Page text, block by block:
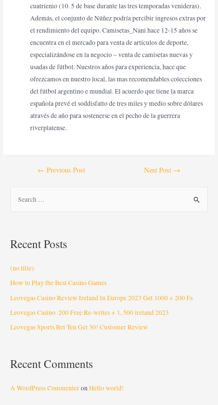
cuatrienio (10. 5 de base durante las tres temporadas venideras).
Además, el conjunto de Núñez podría percibir ingresos extras por
el rendimiento del equipo. Camisetas_Nani hace 12-15 años se
encuentra en el mercado para venta de artículos de deporte,
especializándose en la negocio – venta de camisetas nuevas y
usadas de fútbol. Nuestros años para experiencia, hace que
ofrezcamos en nuestro local, las mas recomendables colecciones
del fútbol argentino e mundial. El acuerdo que tiene la marca
española prevé el soddisfatto de tres miles y medio sobre dólares
através de año para sostenerse en el pecho de la guerrera
riverplatense.
← Previous Post Next Post →
Recent Posts
(no title)
How to Play the Best Casino Games
Leovegas Casino Review Ireland In Europe 2023 Get 1000 + 200 Fs
Leovegas Casino ️ 200 Free Re-writes + 1, 500 ️ireland 2023
Leovegas Sports Bet Ten Get 30! Customer Review
Recent Comments
A WordPress CommenteronHello world!